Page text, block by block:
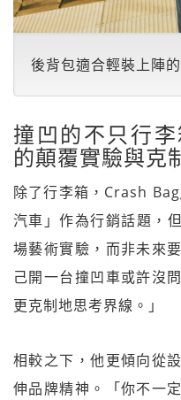
後背包適合輕裝上陣
撞凹的不只行
的顛覆實驗與克
除了行李箱，Crash
汽車」作為行銷話題，
場藝術實驗，而非未來
己開一台撞凹車或許沒
更克制地思考界線。」
相較之下，他更傾向從
伸品牌精神。「你不一